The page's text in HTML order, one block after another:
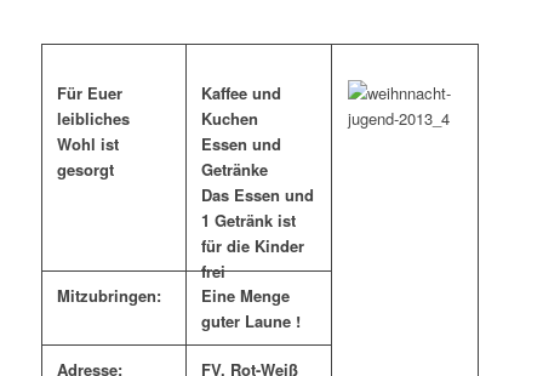
Für Euer
leibliches
Wohl ist
gesorgt
Kaffee und
Kuchen
Essen und
Getränke
Das Essen und
1 Getränk ist
für die Kinder
frei
Mitzubringen:
Eine Menge
guter Laune !
Adresse: FV. Rot-Weiß